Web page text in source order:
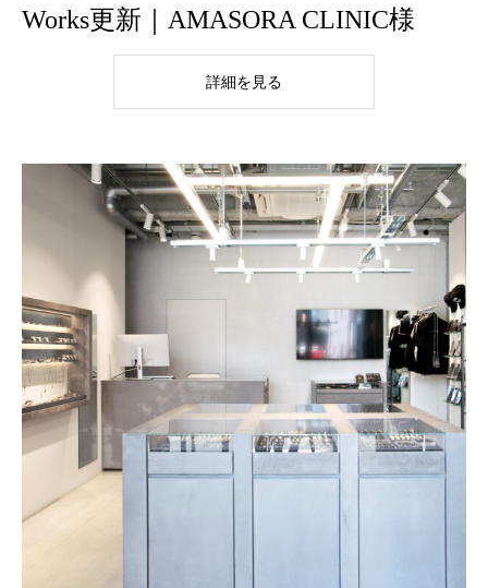
Works更新｜AMASORA CLINIC様
詳細を見る